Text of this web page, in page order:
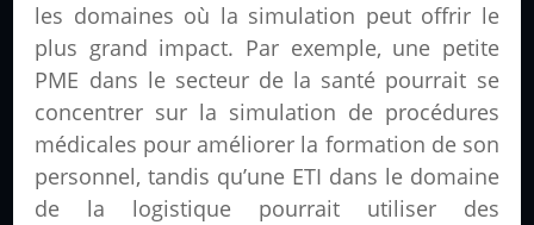
les domaines où la simulation peut offrir le
plus grand impact. Par exemple, une petite
PME dans le secteur de la santé pourrait se
concentrer sur la simulation de procédures
médicales pour améliorer la formation de son
personnel, tandis qu’une ETI dans le domaine
de la logistique pourrait utiliser des